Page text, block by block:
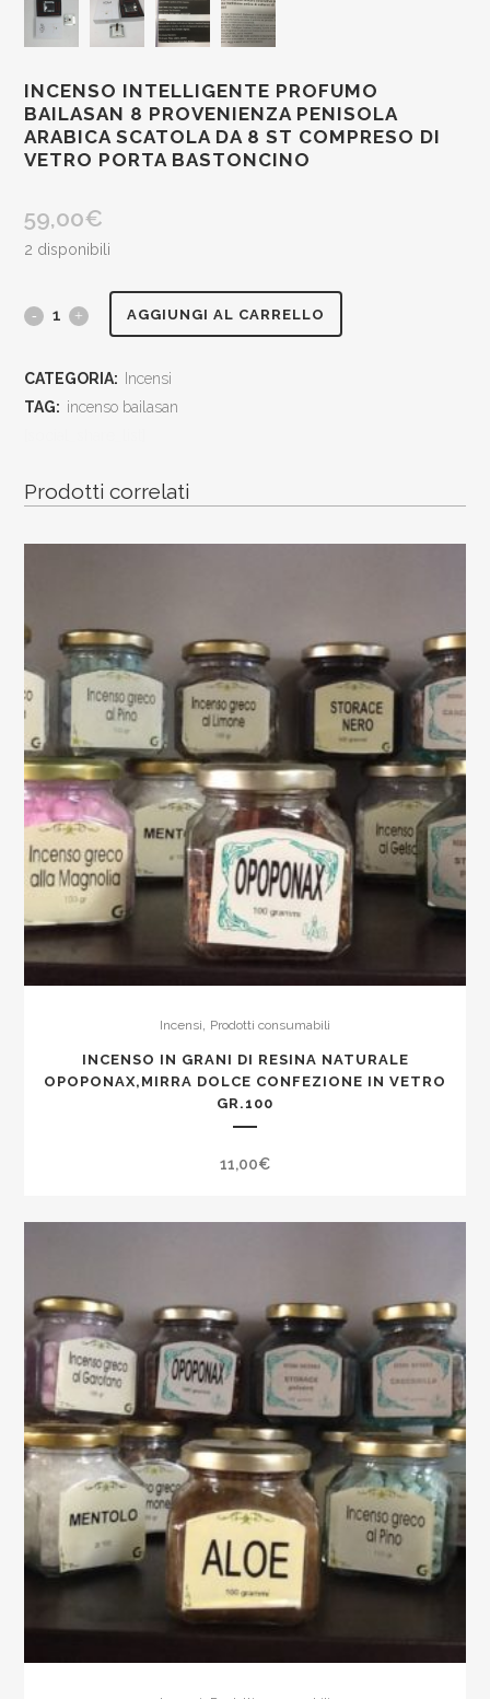
INCENSO INTELLIGENTE PROFUMO
BAILASAN 8 PROVENIENZA PENISOLA
ARABICA SCATOLA DA 8 ST COMPRESO DI
VETRO PORTA BASTONCINO
59,00€
2 disponibili
incenso
scatola
da
8
st
compreso
di
vetro
porta
bastoncino
AGGIUNGI AL CARRELLO
CATEGORIA:
Incensi
TAG: incenso bailasan
Prodotti correlati
Incensi Prodotti consumabili
INCENSO IN GRANI DI RESINA NATURALE
OPOPONAX,MIRRA DOLCE CONFEZIONE IN VETRO
GR.100
11,00€